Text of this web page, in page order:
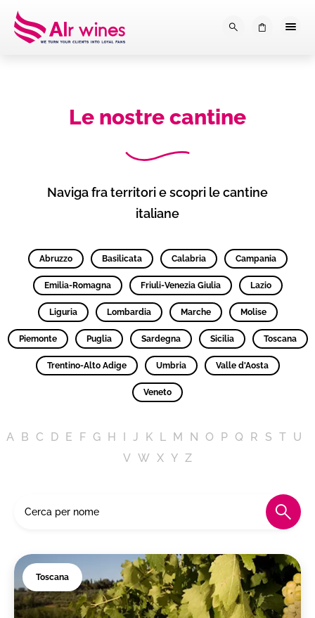
Dalla loro vendemmia, alla
Le nostre cantine
Naviga fra territori e scopri le cantine
italiane
Abruzzo Basilicata Calabria Campania
Emilia-Romagna Friuli-Venezia Giulia Lazio
Liguria Lombardia Marche Molise
Piemonte Puglia Sardegna Sicilia Toscana
Trentino-Alto Adige Umbria Valle d'Aosta
Veneto
A B C D E F G H J K L M N O P Q R S T U
V W X Y Z
Toscana